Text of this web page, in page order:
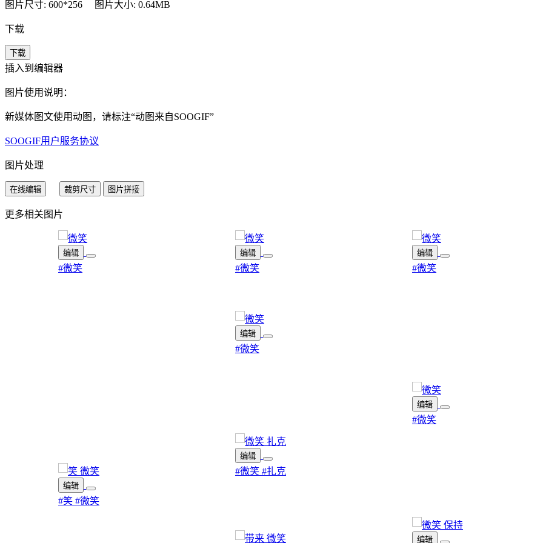
图片尺寸: 600*256 图片大小: 0.64MB
下载
下载
插入到编辑器
图片使用说明：
新媒体图文使用动图，请标注“动图来自SOOGIF”
SOOGIF用户服务协议
图片处理
在线编辑 裁剪尺寸 图片拼接
更多相关图片
编辑
#微笑
编辑
#微笑
编辑
#微笑
编辑
#微笑
编辑
#微笑
编辑
#微笑 #扎克
编辑
#笑 #微笑
编辑